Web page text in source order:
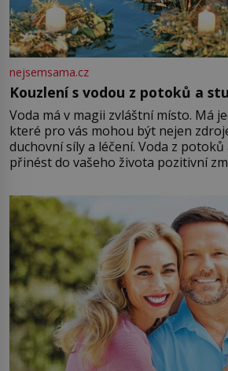
nejsemsama.cz
Kouzlení s vodou z potoků a
Voda má v magii zvláštní místo. Má
které pro vás mohou být nejen
duchovní síly a léčení. Voda z
přinést do vašeho života pozitivní
můžete obohatit své rituály a přinést
větší harmonii a klid. Je důležité